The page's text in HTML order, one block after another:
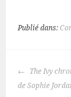
Publié dans:
The Ivy
de Sophie